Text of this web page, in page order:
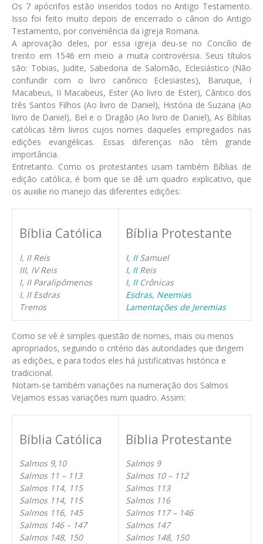
Os 7 apócrifos estão inseridos todos no Antigo Testamento.
Isso foi feito muito depois de encerrado o cânon do Antigo
Testamento, por conveniência da igreja Romana.
A aprovação deles, por essa igreja deu-se no Concílio de
trento em 1546 em meio a muita controvérsia. Seus títulos
são: Tobias, Judite, Sabedoria de Salomão, Eclesiástico (Não
confundir com o livro canônico Eclesiastes), Baruque, I
Macabeus, II Macabeus, Ester (Ao livro de Ester), Cântico dos
três Santos Filhos (Ao livro de Daniel), História de Suzana (Ao
livro de Daniel), Bel e o Dragão (Ao livro de Daniel), As Bíblias
católicas têm livros cujos nomes daqueles empregados nas
edições evangélicas. Essas diferenças não têm grande
importância.
Entretanto. Como os protestantes usam também Bíblias de
edição católica, é bom que se dê um quadro explicativo, que
os auxilie no manejo das diferentes edições:
Bíblia Católica
I, II Reis
III, IV Reis
I, II Paralipômenos
I, II Esdras
Trenos
Bíblia Protestante
I, IISamuel
I, IIReis
I, IICrônicas
Esdras, Neemias
Lamentações de Jeremias
Como se vê é simples questão de nomes, mais ou menos
apropriados, seguindo o critério das autoridades que dirigem
as edições, e para todos eles há justificativas histórica e
tradicional.
Notam-se também variações na numeração dos Salmos
Vejamos essas variações num quadro. Assim:
Bíblia Católica
Salmos 9,10
Salmos 11 – 113
Salmos 114, 115
Salmos 114, 115
Salmos 116, 145
Salmos 146 – 147
Salmos 148, 150
Bíblia Protestante
Salmos 9
Salmos 10 – 112
Salmos 113
Salmos 116
Salmos 117 – 146
Salmos 147
Salmos 148, 150